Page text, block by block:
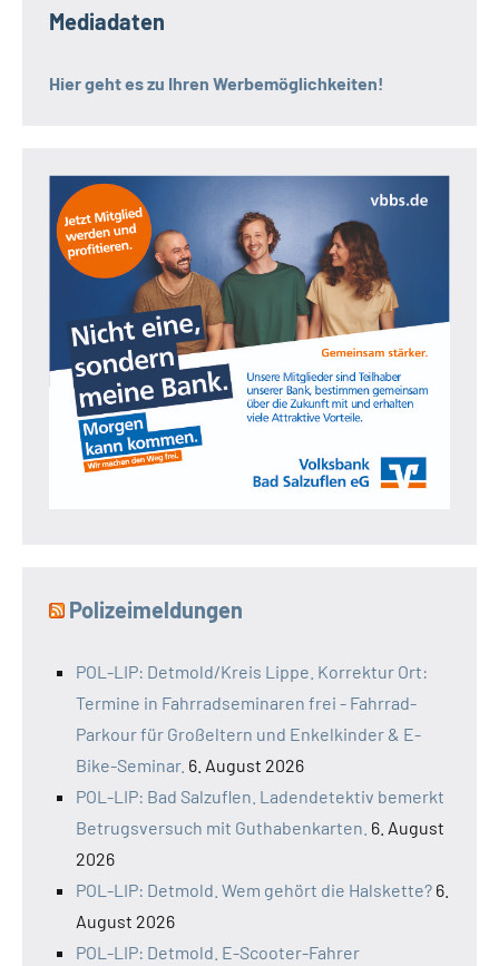
Mediadaten
Hier geht es zu Ihren Werbemöglichkeiten!
Polizeimeldungen
POL-LIP: Detmold/Kreis Lippe. Korrektur Ort:
Termine in Fahrradseminaren frei - Fahrrad-
Parkour für Großeltern und Enkelkinder & E-
Bike-Seminar. 6. August 2026
POL-LIP: Bad Salzuflen. Ladendetektiv bemerkt
Betrugsversuch mit Guthabenkarten. 6. August
2026
POL-LIP: Detmold. Wem gehört die Halskette? 6.
August 2026
POL-LIP: Detmold. E-Scooter-Fahrer